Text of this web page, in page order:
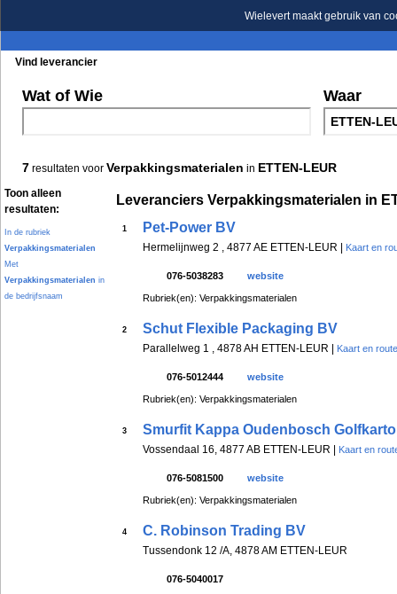
Wielevert maakt gebruik van
Vind leverancier
Wat of Wie Waar
7 resultaten voor Verpakkingsmaterialen in ETTEN-LEUR
Toon alleen
resultaten:
In de rubriek
Verpakkingsmaterialen
Met
Verpakkingsmaterialen in
de bedrijfsnaam
Leveranciers Verpakkingsmaterialen in
1 Pet-Power BV
Hermelijnweg 2 , 4877 AE ETTEN-LEUR | Kaart en
076-5038283 website
Rubriek(en): Verpakkingsmaterialen
2 Schut Flexible Packaging BV
Parallelweg 1 , 4878 AH ETTEN-LEUR | Kaart en route
076-5012444 website
Rubriek(en): Verpakkingsmaterialen
3 Smurfit Kappa Oudenbosch
Vossendaal 16, 4877 AB ETTEN-LEUR | Kaart en
076-5081500 website
Rubriek(en): Verpakkingsmaterialen
4 C. Robinson Trading BV
Tussendonk 12 /A, 4878 AM ETTEN-LEUR
076-5040017